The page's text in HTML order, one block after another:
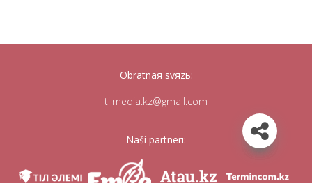
Obratnaя svяzь:
tilmedia.kz@gmail.com
Naši partnerı: